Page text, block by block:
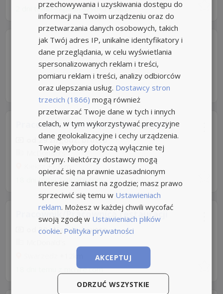
2 dni temu -Aplikuj szybko z Nuzle
Pracownik/Pracownica restauracji
od 29 zł/godz. brutto
McDonald's
+13km
18 dni temu zmchire.com
Pracownik/Pracownica restauracji
od 29 zł/godz. brutto
mchire.com
przechowywania i uzyskiwania dostępu do
informacji na Twoim urządzeniu oraz do
przetwarzania danych osobowych, takich
jak Twój adres IP, unikalne identyfikatory i
dane przeglądania, w celu wyświetlania
spersonalizowanych reklam i treści,
pomiaru reklam i treści, analizy odbiorców
oraz ulepszania usług. Dostawcy stron
trzecich (1866) mogą również
przetwarzać Twoje dane w tych i innych
celach, w tym wykorzystywać precyzyjne
dane geolokalizacyjne i cechy urządzenia.
Twoje wybory dotyczą wyłącznie tej
witryny. Niektórzy dostawcy mogą
opierać się na prawnie uzasadnionym
interesie zamiast na zgodzie; masz prawo
sprzeciwić się temu w Ustawieniach
reklam. Możesz w każdej chwili wycofać
swoją zgodę w Ustawieniach plików
cookie. Polityka prywatności
AKCEPTUJ
ODRZUĆ WSZYSTKIE